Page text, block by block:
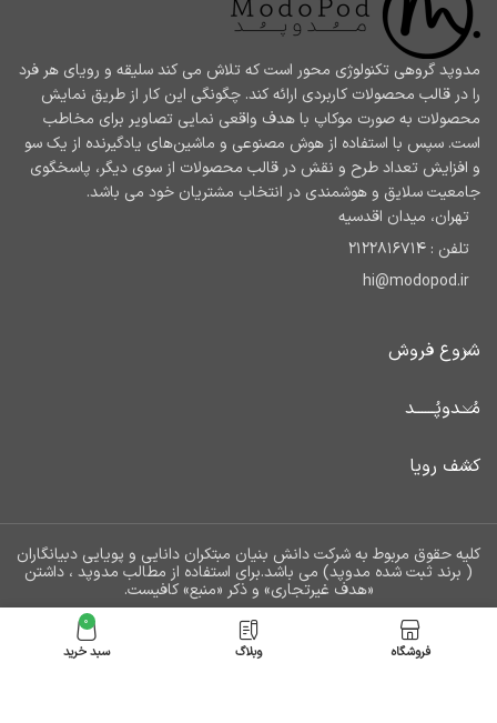
مدوپد گروهی تکنولوژی محور است که تلاش می کند سلیقه و رویای هر فرد
را در قالب محصولات کاربردی ارائه کند. چگونگی این کار از طریق نمایش
محصولات به صورت موکاپ با هدف واقعی نمایی تصاویر برای مخاطب
است. سپس با استفاده از هوش مصنوعی و ماشین‌های یادگیرنده از یک سو
و افزایش تعداد طرح و نقش در قالب محصولات از سوی دیگر، پاسخگوی
جامعیت سلایق و هوشمندی در انتخاب مشتریان خود می باشد.
تهران، میدان اقدسیه
تلفن : 2122816714
hi@modopod.ir
شروع فروش
مُـــدوپُــــــد
کشف رویا
کلیه حقوق مربوط به شرکت دانش بنیان مبتکران دانایی و پویایی دبیانگاران
( برند ثبت شده مدوپد) می باشد.برای استفاده از مطالب مدوپد ، داشتن
«هدف غیرتجاری» و ذکر «منبع» کافیست.
کفپوش عقب
عدد )‌
فروشگاه وبلاگ
0
سبد خرید